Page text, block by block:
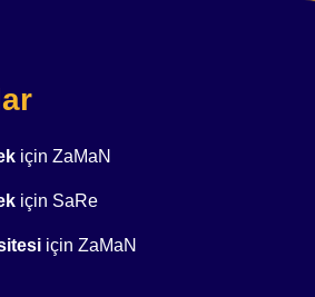
için ZaMaN
için SaRe
için ZaMaN